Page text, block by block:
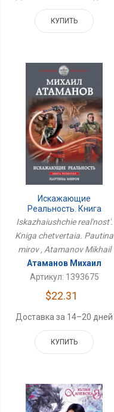
КУПИТЬ
Искажающие
Реальность. Книга
Четвертая. Паутина
Iskazhaiushchie real'nost'.
Kniga chetvertaia. Pautina
mirov , Atamanov Mikhail
Атаманов Михаил
Артикул: 1393675
$22.31
Доставка за 14–20 дней
КУПИТЬ